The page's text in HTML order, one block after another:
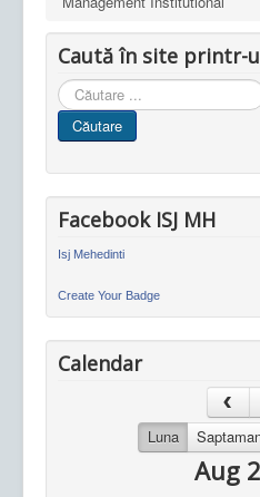
Caută în site printr-
Cauta
in
site
Căutare
Facebook ISJ MH
Isj Mehedinti
Create Your Badge
Calendar
Luna
Aug